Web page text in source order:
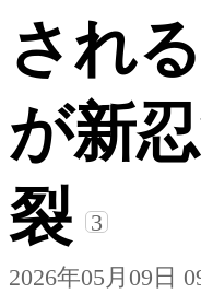
され
が新
裂
3
2026年05月09日